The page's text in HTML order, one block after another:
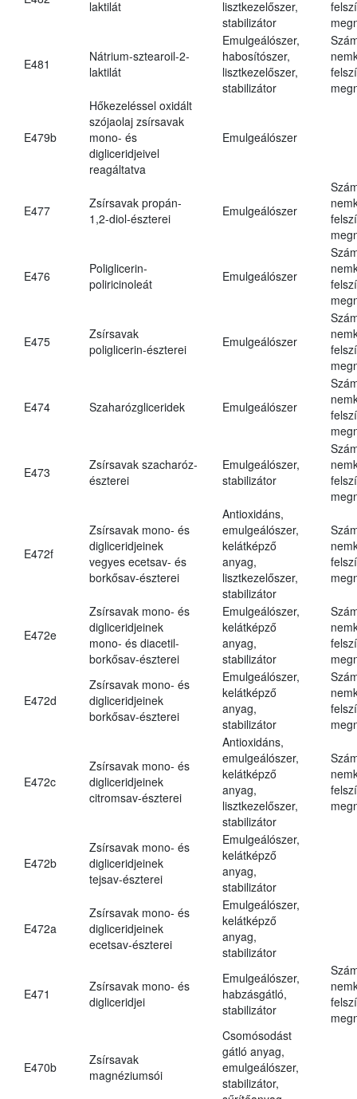
laktilát
lisztkezelőszer,
stabilizátor
E481
Nátrium-sztearoil-2-
laktilát
Emulgeálószer,
habosítószer,
lisztkezelőszer,
stabilizátor
E479b
Hőkezeléssel oxidált
szójaolaj zsírsavak
mono- és
digliceridjeivel
reagáltatva
Emulgeálószer
E477
Zsírsavak propán-
1,2-diol-észterei
Emulgeálószer
E476
Poliglicerin-
poliricinoleát
Emulgeálószer
E475
Zsírsavak
poliglicerin-észterei
Emulgeálószer
E474 Szaharózgliceridek Emulgeálószer
E473
Zsírsavak szacharóz-
észterei
Emulgeálószer,
stabilizátor
E472f
Zsírsavak mono- és
digliceridjeinek
vegyes ecetsav- és
borkősav-észterei
Antioxidáns,
emulgeálószer,
kelátképző
anyag,
lisztkezelőszer,
stabilizátor
E472e
Zsírsavak mono- és
digliceridjeinek
mono- és diacetil-
borkősav-észterei
Emulgeálószer,
kelátképző
anyag,
stabilizátor
E472d
Zsírsavak mono- és
digliceridjeinek
borkősav-észterei
Emulgeálószer,
kelátképző
anyag,
stabilizátor
E472c
Zsírsavak mono- és
digliceridjeinek
citromsav-észterei
Antioxidáns,
emulgeálószer,
kelátképző
anyag,
lisztkezelőszer,
stabilizátor
E472b
Zsírsavak mono- és
digliceridjeinek
tejsav-észterei
Emulgeálószer,
kelátképző
anyag,
stabilizátor
E472a
Zsírsavak mono- és
digliceridjeinek
ecetsav-észterei
Emulgeálószer,
kelátképző
anyag,
stabilizátor
E471
Zsírsavak mono- és
digliceridjei
Emulgeálószer,
habzásgátló,
stabilizátor
E470b
Zsírsavak
magnéziumsói
Csomósodást
gátló anyag,
emulgeálószer,
stabilizátor,